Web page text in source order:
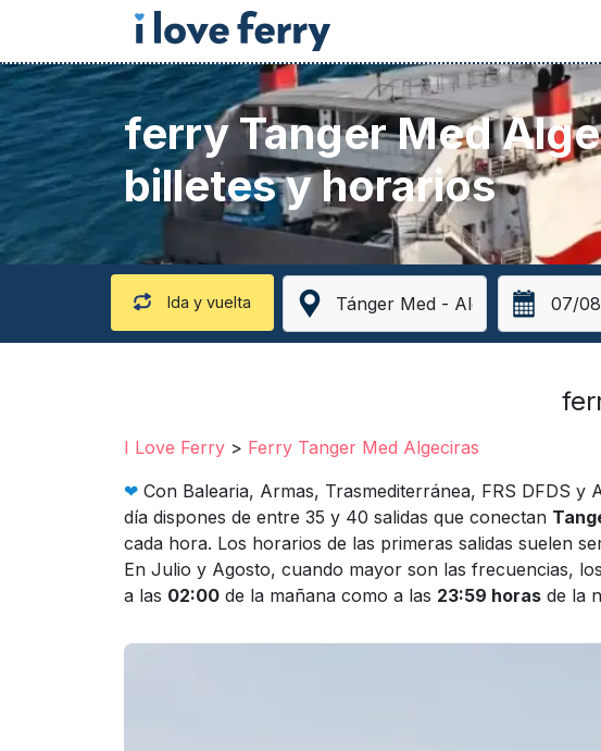
Ida y vuelta
ferry Tanger Med
billetes y horarios
I Love Ferry > Ferry Tanger Med Algeciras
❤︎ Con Balearia, Armas, Trasmediterránea, FRS DFDS
día dispones de entre 35 y 40 salidas que conectan
cada hora. Los horarios de las primeras salidas suelen
En Julio y Agosto, cuando mayor son las frecuencias,
a las 02:00 de la mañana como a las 23:59 horas de la